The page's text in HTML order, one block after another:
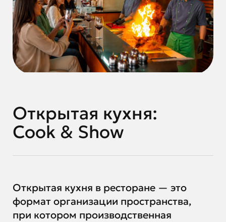
Открытая кухня:
Cook & Show
Открытая кухня в ресторане — это
формат организации пространства,
при котором производственная